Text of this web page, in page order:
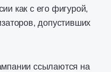
как с его фигурой,
допустивших
ссылаются на